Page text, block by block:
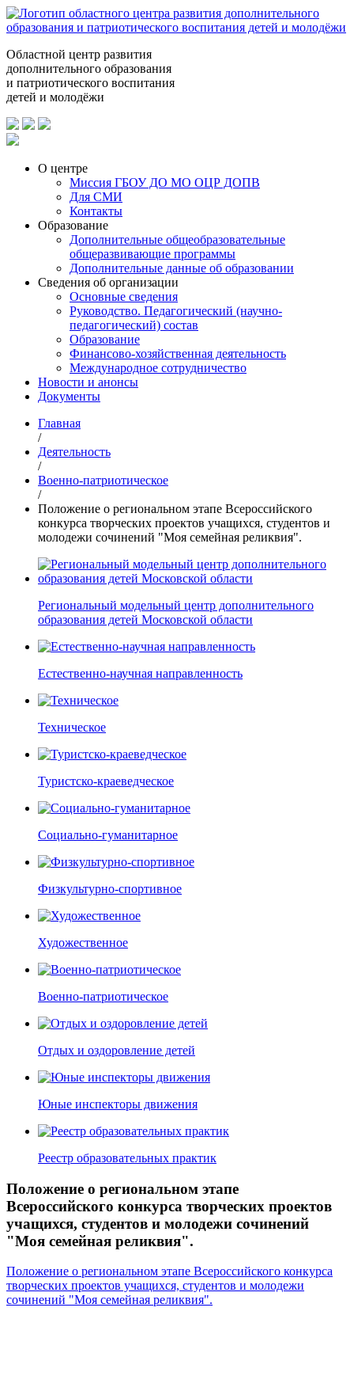
Областной центр развития
дополнительного образования
и патриотического воспитания
детей и молодёжи
О центре
Миссия ГБОУ ДО МО ОЦР ДОПВ
Для СМИ
Контакты
Образование
Дополнительные общеобразовательные
общеразвивающие программы
Дополнительные данные об образовании
Сведения об организации
Основные сведения
Руководство. Педагогический (научно-
педагогический) состав
Образование
Финансово-хозяйственная деятельность
Международное сотрудничество
Новости и анонсы
Документы
Главная
/
Деятельность
/
Военно-патриотическое
/
Положение о региональном этапе Всероссийского
конкурса творческих проектов учащихся, студентов и
молодежи сочинений "Моя семейная реликвия".
Региональный модельный центр дополнительного
образования детей Московской области
Естественно-научная направленность
Техническое
Туристско-краеведческое
Социально-гуманитарное
Физкультурно-спортивное
Художественное
Военно-патриотическое
Отдых и оздоровление детей
Юные инспекторы движения
Реестр образовательных практик
Положение о региональном этапе
Всероссийского конкурса творческих проектов
учащихся, студентов и молодежи сочинений
"Моя семейная реликвия".
Положение о региональном этапе Всероссийского конкурса
творческих проектов учащихся, студентов и молодежи
сочинений "Моя семейная реликвия".